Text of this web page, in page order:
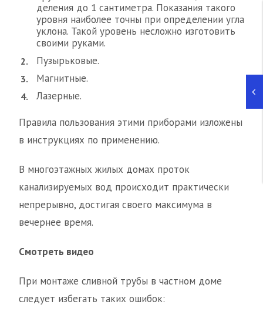
деления до 1 сантиметра. Показания такого
уровня наиболее точны при определении угла
уклона. Такой уровень несложно изготовить
своими руками.
Пузырьковые.
Магнитные.
Лазерные.
Правила пользования этими приборами изложены
в инструкциях по применению.
В многоэтажных жилых домах проток
канализируемых вод происходит практически
непрерывно, достигая своего максимума в
вечернее время.
Смотреть видео
При монтаже сливной трубы в частном доме
следует избегать таких ошибок: